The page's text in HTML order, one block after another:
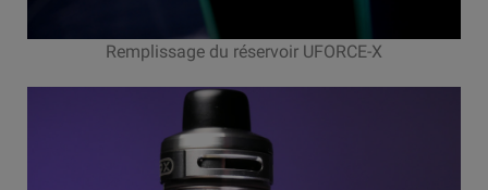
Remplissage du réservoir UFORCE-X